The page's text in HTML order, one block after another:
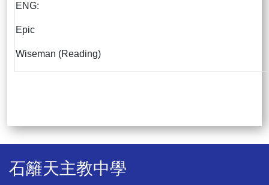
ENG:
Epic
Wiseman (Reading)
石籬天主教中學